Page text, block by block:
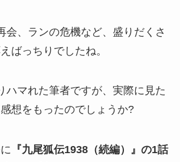
会、ランの危機など、盛りだくさ
ばっちりでしたね。
ハマれた筆者ですが、実際に見た
想をもったのでしょうか?
『九尾狐伝1938（続編）』の1話